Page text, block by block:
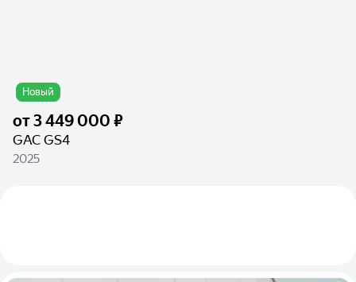
Новый
от3 449 000 ₽
GAC GS4
2025